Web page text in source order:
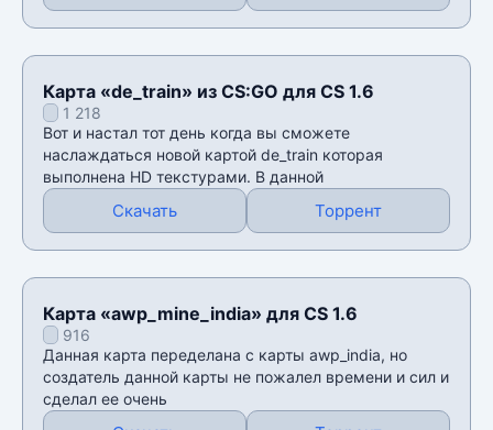
Карта «de_train» из CS:GO для CS 1.6
1 218
Вот и настал тот день когда вы сможете
наслаждаться новой картой de_train которая
выполнена HD текстурами. В данной
Скачать Торрент
Карта «awp_mine_india» для CS 1.6
916
Данная карта переделана с карты awp_india, но
создатель данной карты не пожалел времени и сил и
сделал ее очень